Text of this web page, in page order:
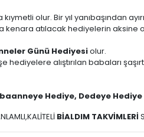
olur. Bir yıl yanıbaşından
kenara atılacak hediyelerin
Günü Hediyesiolur.
alıştırılan babaları
Hediye, Dedeye Hediye
BİALDIM TAKVİMLERİ